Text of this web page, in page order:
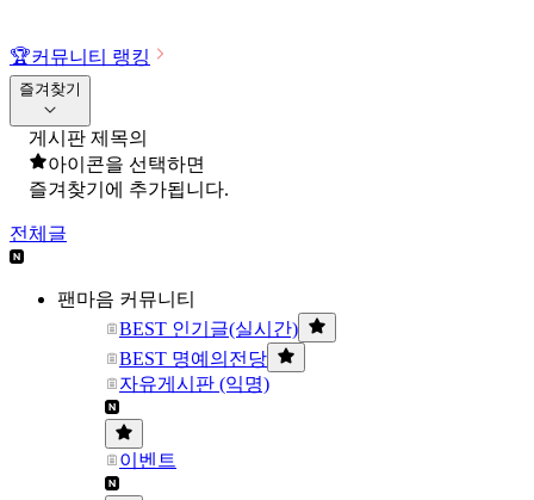
🏆커뮤니티 랭킹
즐겨찾기
게시판 제목의
아이콘을 선택하면
즐겨찾기에 추가됩니다.
전체글
팬마음 커뮤니티
BEST 인기글(실시간)
BEST 명예의전당
자유게시판 (익명)
이벤트